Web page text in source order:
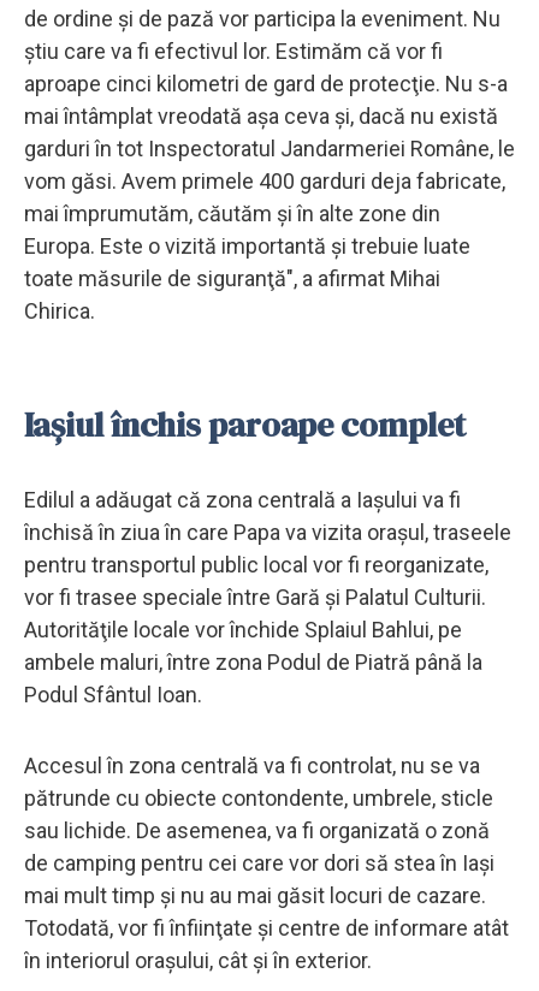
de ordine şi de pază vor participa la eveniment. Nu
ştiu care va fi efectivul lor. Estimăm că vor fi
aproape cinci kilometri de gard de protecţie. Nu s-a
mai întâmplat vreodată aşa ceva şi, dacă nu există
garduri în tot Inspectoratul Jandarmeriei Române, le
vom găsi. Avem primele 400 garduri deja fabricate,
mai împrumutăm, căutăm şi în alte zone din
Europa. Este o vizită importantă şi trebuie luate
toate măsurile de siguranţă", a afirmat Mihai
Chirica.
Iașiul închis paroape complet
Edilul a adăugat că zona centrală a Iaşului va fi
închisă în ziua în care Papa va vizita oraşul, traseele
pentru transportul public local vor fi reorganizate,
vor fi trasee speciale între Gară şi Palatul Culturii.
Autorităţile locale vor închide Splaiul Bahlui, pe
ambele maluri, între zona Podul de Piatră până la
Podul Sfântul Ioan.
Accesul în zona centrală va fi controlat, nu se va
pătrunde cu obiecte contondente, umbrele, sticle
sau lichide. De asemenea, va fi organizată o zonă
de camping pentru cei care vor dori să stea în Iaşi
mai mult timp şi nu au mai găsit locuri de cazare.
Totodată, vor fi înfiinţate şi centre de informare atât
în interiorul oraşului, cât şi în exterior.